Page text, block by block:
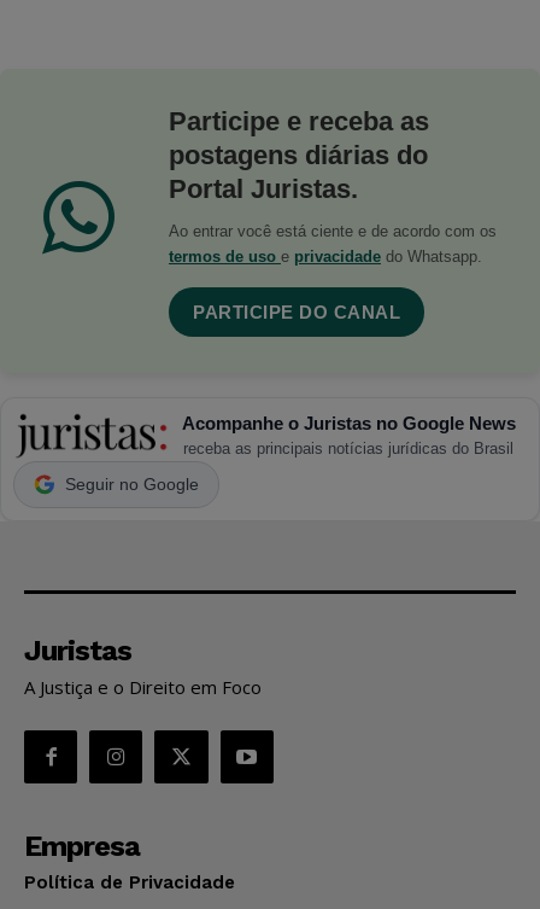
Participe e receba as
postagens diárias do
Portal Juristas.
Ao entrar você está ciente e de acordo com os
termos de uso e privacidade do Whatsapp.
PARTICIPE DO CANAL
Acompanhe o Juristas no Google News
receba as principais notícias jurídicas do Brasil
Seguir no Google
Juristas
A Justiça e o Direito em Foco
Empresa
Política de Privacidade